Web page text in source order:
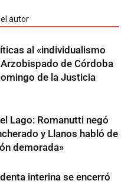
autor
al «individualismo
de Córdoba
de la Justicia
Lago: Romanutti negó
y Llanos habló de
demorada»
interina se encerró